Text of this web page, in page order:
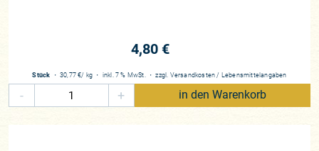
4,80 €
Stück ・ 30,77 €/ kg ・ inkl. 7 % MwSt.・zzgl. Versandkosten / Lebensmittelangaben
- + in den Warenkorb